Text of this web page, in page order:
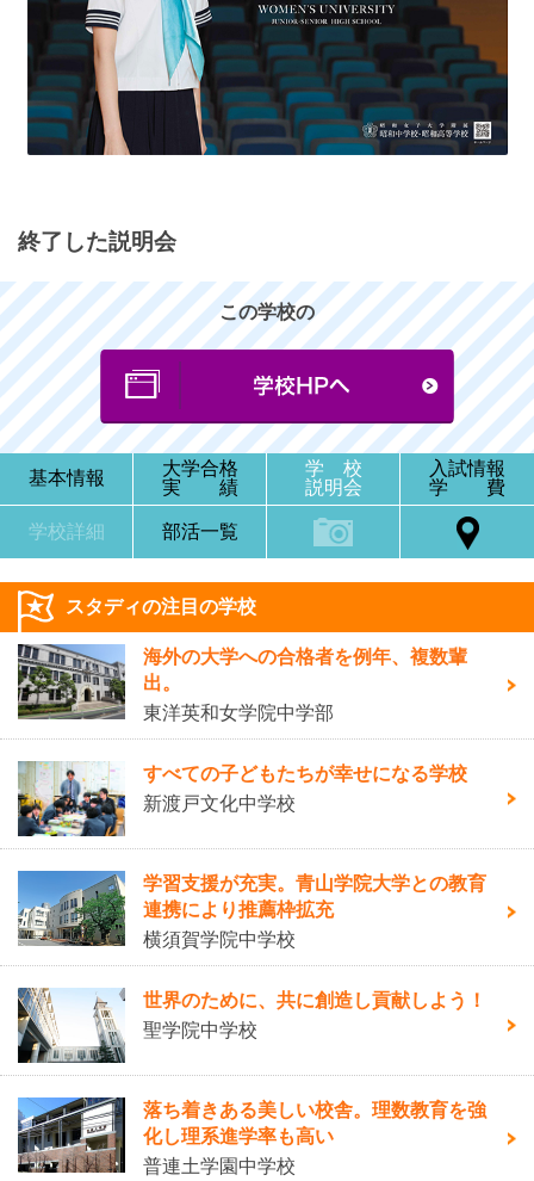
終了した説明会
この学校の
基本情報
大学合格
実 績
学 校
説明会
入試情報
学 費
学校詳細 部活一覧
スタディの注目の学校
海外の大学への合格者を例年、複数輩
出。
東洋英和女学院中学部
すべての子どもたちが幸せになる学校
新渡戸文化中学校
学習支援が充実。青山学院大学との教育
連携により推薦枠拡充
横須賀学院中学校
世界のために、共に創造し貢献しよう！
聖学院中学校
落ち着きある美しい校舎。理数教育を強
化し理系進学率も高い
普連土学園中学校